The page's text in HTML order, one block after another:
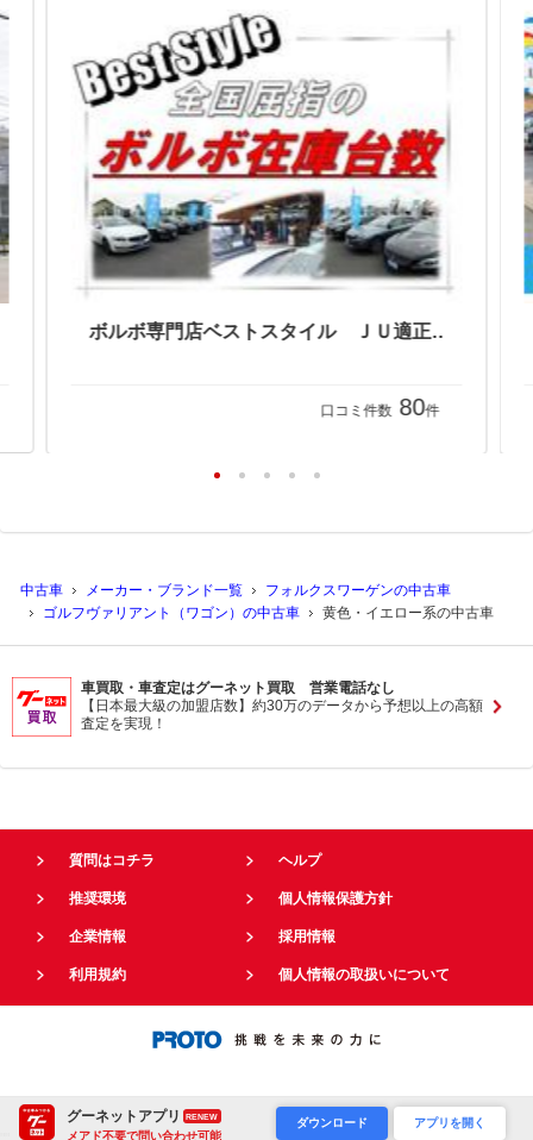
グーネットアプリ RENEW
メアド不要で問い合わせ可能
ダウンロード アプリを開く
フォルクスワーゲン二俣川 ウエインズインポート横浜（株） ボルボ専門店ベストスタイル ＪＵ適正販売店
口コミ件数 80件
中古車 メーカー・ブランド一覧
フォルクスワーゲンの中古車
ゴルフヴァリアント（ワゴン）の中古車
黄色・イエロー系の中古車
車買取・車査定はグーネット買取 営業電話なし
【日本最大級の加盟店数】約30万のデータから予想以上の高額
査定を実現！
質問はコチラ ヘルプ
推奨環境 個人情報保護方針
企業情報 採用情報
利用規約 個人情報の取扱いについて